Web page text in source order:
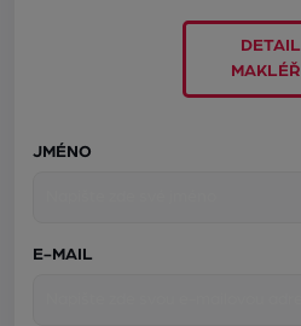
DETAIL
JMÉNO
E-MAIL